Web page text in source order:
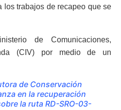
los trabajos de recapeo que se
de Comunicaciones,
(CIV) por medio de un
de Conservación
en la recuperación
la ruta RD-SRO-03-